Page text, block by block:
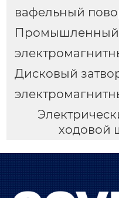
вафельный
Промышленный
Дисковый
ходовой